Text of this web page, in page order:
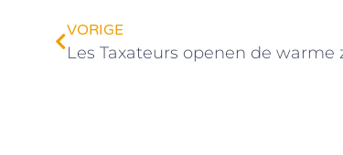
VORIGE
Les Taxateurs openen de warme